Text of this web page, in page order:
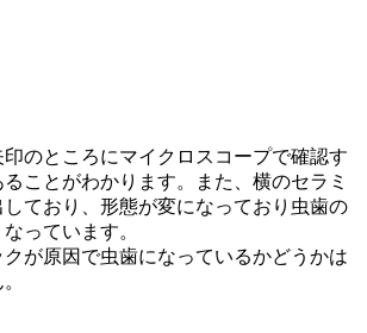
のところにマイクロスコープで確認す
ことがわかります。また、横のセラミ
しており、形態が変になっており虫歯の
っています。
クが原因で虫歯になっているかどうかは